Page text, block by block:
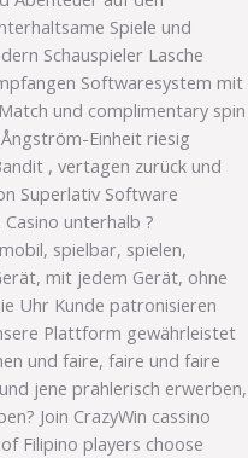
Spiele und
Schauspieler Lasche
Softwaresystem mit
und complimentary spin
Einheit riesig
, vertagen zurück und
Superlativ Software
unterhalb ?
spielbar, spielen,
mit jedem Gerät, ohne
Uhr Kunde patronisieren
Plattform gewährleistet
und faire, faire und faire
jene prahlerisch erwerben,
Join CrazyWin cassino
Filipino players choose